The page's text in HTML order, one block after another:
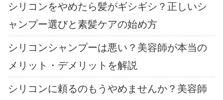
シリコンをやめたら髪がギシギシ？正しいシ
ャンプー選びと素髪ケアの始め方
シリコンシャンプーは悪い？美容師が本当の
メリット・デメリットを解説
シリコンに頼るのもうやめませんか？美容師